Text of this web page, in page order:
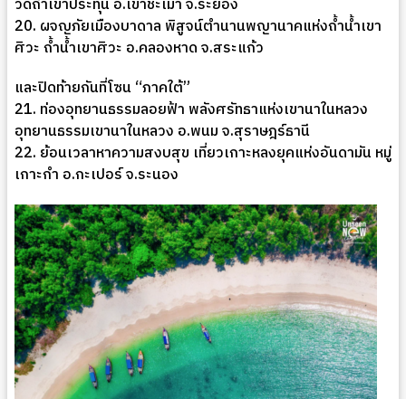
วัดถ้ำเขาประทุน อ.เขาชะเมา จ.ระยอง
20. ผจญภัยเมืองบาดาล พิสูจน์ตำนานพญานาคแห่งถ้ำน้ำเขา
ศิวะ ถ้ำน้ำเขาศิวะ อ.คลองหาด จ.สระแก้ว
และปิดท้ายกันที่โซน “ภาคใต้”
21. ท่องอุทยานธรรมลอยฟ้า พลังศรัทธาแห่งเขานาในหลวง
อุทยานธรรมเขานาในหลวง อ.พนม จ.สุราษฎร์ธานี
22. ย้อนเวลาหาความสงบสุข เที่ยวเกาะหลงยุคแห่งอันดามัน หมู่
เกาะกำ อ.กะเปอร์ จ.ระนอง